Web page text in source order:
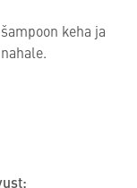
keha ja